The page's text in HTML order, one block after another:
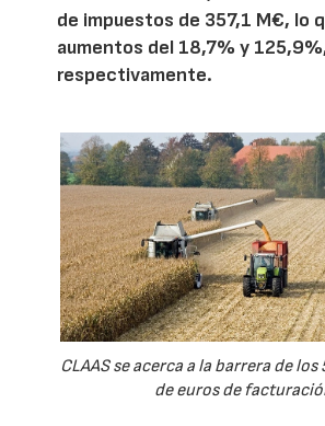
de impuestos de 357,1 M€, lo
aumentos del 18,7% y
respectivamente.
CLAAS se acerca a la barrera de
de euros de